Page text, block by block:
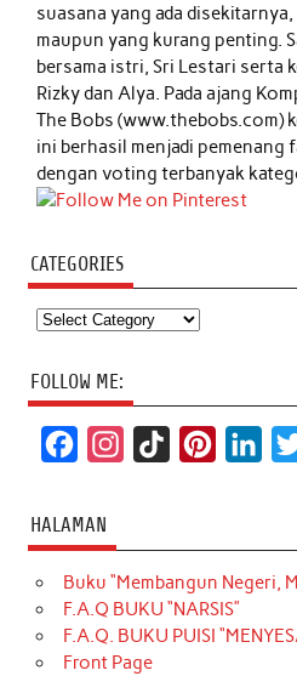
suasana yang ada
maupun yang kurang penting.
bersama istri, Sri Lestari serta
Rizky dan Alya. Pada ajang
The Bobs (www.thebobs.com)
ini berhasil menjadi
dengan voting terbanyak
CATEGORIES
Categories
FOLLOW ME:
c
e
b
o
o
t
a
g
r
T
o
k
t
e
r
k
e
d
HALAMAN
Buku “Membangun Negeri,
F.A.Q BUKU “NARSIS”
F.A.Q. BUKU PUISI
Front Page